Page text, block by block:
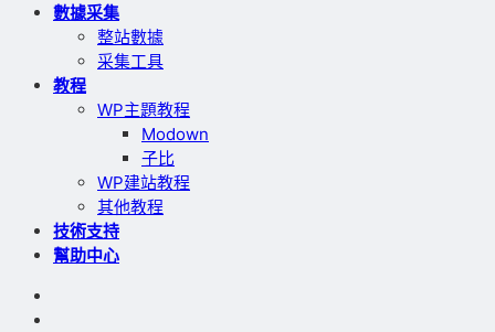
數據采集
整站數據
采集工具
教程
WP主題教程
Modown
子比
WP建站教程
其他教程
技術支持
幫助中心